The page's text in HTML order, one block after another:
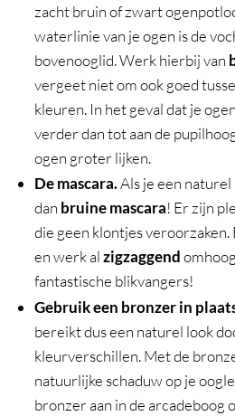
zacht bruin of zwart
waterlinie van je ogen is de
bovenooglid. Werk hierbij van
vergeet niet om ook goed
kleuren. In het geval dat je
verder dan tot aan de
ogen groter lijken.
De mascara.Als je een
dan bruine mascara! Er zijn
die geen klontjes
en werk alzigzaggend
fantastische blikvangers!
Gebruik een bronzer in
bereikt dus een naturel look
kleurverschillen. Met de
natuurlijke schaduw op je
bronzer aan in de arcadeboog